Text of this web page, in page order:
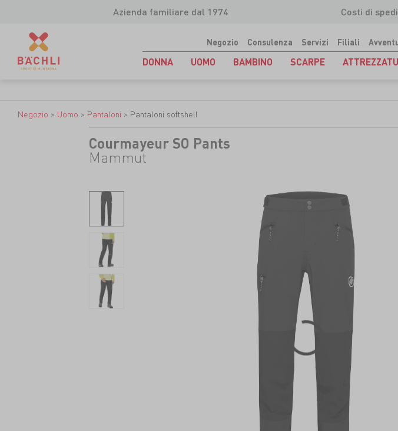
Azienda familiare dal 1974 Costi di
Negozio Consulenza Servizi Filiali
DONNA UOMO BAMBINO SCARPE
Negozio > Uomo > Pantaloni > Pantaloni softshell
Courmayeur SO Pants
Mammut